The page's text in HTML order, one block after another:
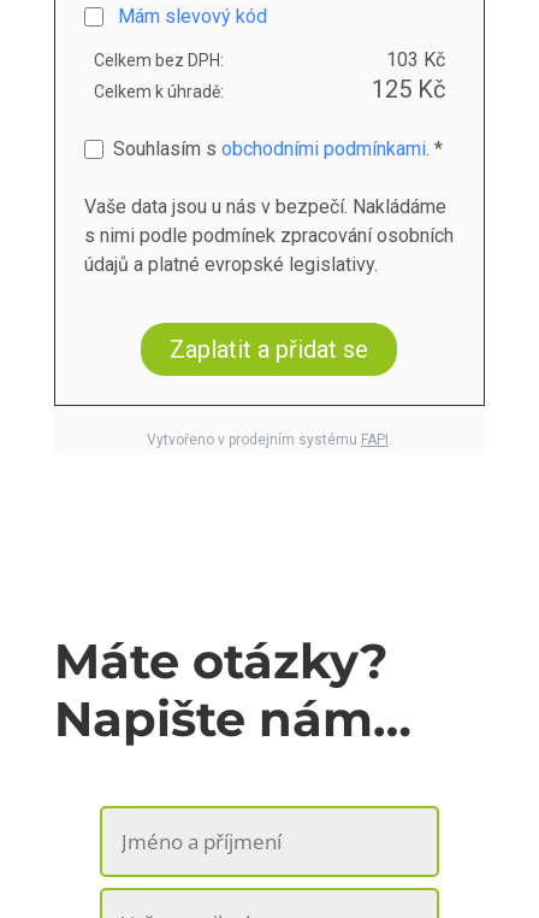
Mám slevový kód
Celkem bez DPH: 103 Kč
Celkem k úhradě: 125 Kč
Souhlasím s obchodními podmínkami. *
Vaše data jsou u nás v bezpečí. Nakládáme
s nimi podle podmínek zpracování osobních
údajů a platné evropské legislativy.
Zaplatit a přidat se
Vytvořeno v prodejním systému FAPI .
Máte otázky?
Napište nám…